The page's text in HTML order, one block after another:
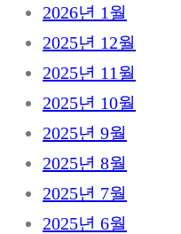
2026년 1월
2025년 12월
2025년 11월
2025년 10월
2025년 9월
2025년 8월
2025년 7월
2025년 6월